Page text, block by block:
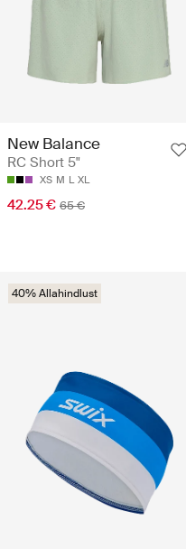
New Balance
RC Short 5"
XS M L XL
42.25 € 65 €
40% Allahindlust